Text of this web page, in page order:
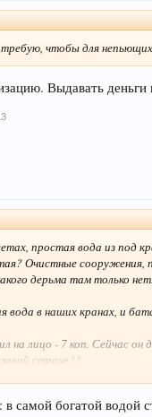
чтобы для
Выдавать
простая вода из под
Очистные сооружения,
дерьма там только нет.
вода в наших кранах, и
на лицо - 7 коп. Сейчас
стране??
самой богатой водой